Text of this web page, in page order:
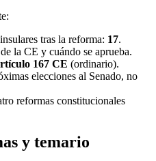
tras la reforma: 17.
de la CE y cuándo se aprueba.
167 CE (ordinario).
elecciones al Senado, no
reformas constitucionales
y temario